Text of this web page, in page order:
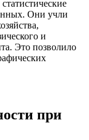
Они учли
и
Это позволило
при